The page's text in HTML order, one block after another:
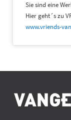
Sie sind eine
Hier geht´s zu
www.vriends-